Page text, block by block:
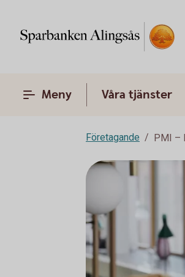
Meny Våra tjänster
Företagande PMI –